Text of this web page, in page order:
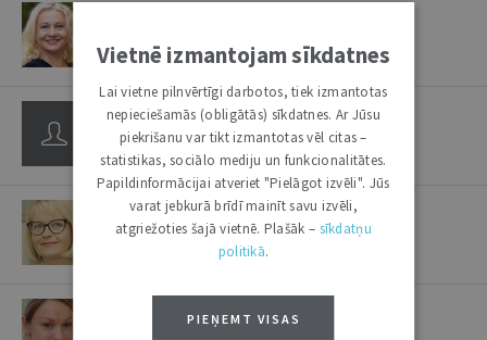
4 RAKSTI
PAKLONE INESE
JAUNĀKAIS RAKSTS 04.05.2000
1 RAKSTS
PALČEJA EVIJA
JAUNĀKAIS RAKSTS 21.08.2018
PALČEVSKA DAGNIJA
JAUNĀKAIS RAKSTS 01.12.2020
Vietnē izmantojam sīkdatnes
Lai vietne pilnvērtīgi darbotos, tiek izmantotas
nepieciešamās (obligātās) sīkdatnes. Ar Jūsu
piekrišanu var tikt izmantotas vēl citas –
statistikas, sociālo mediju un funkcionalitātes.
Papildinformācijai atveriet "Pielāgot izvēli". Jūs
varat jebkurā brīdī mainīt savu izvēli,
atgriežoties šajā vietnē. Plašāk – sīkdatņu
politikā.
PIEŅEMT VISAS